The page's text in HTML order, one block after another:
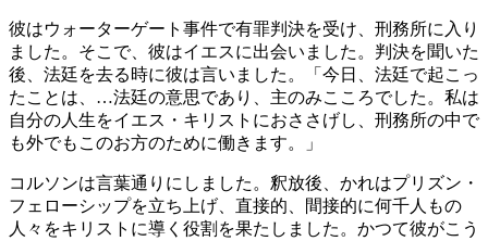
彼はウォーターゲート事件で有罪判決を受け、刑務所に入り
ました。そこで、彼はイエスに出会いました。判決を聞いた
後、法廷を去る時に彼は言いました。「今日、法廷で起こっ
たことは、…法廷の意思であり、主のみこころでした。私は
自分の人生をイエス・キリストにおささげし、刑務所の中で
も外でもこのお方のために働きます。」
コルソンは言葉通りにしました。釈放後、かれはプリズン・
フェローシップを立ち上げ、直接的、間接的に何千人もの
人々をキリストに導く役割を果たしました。かつて彼がこう